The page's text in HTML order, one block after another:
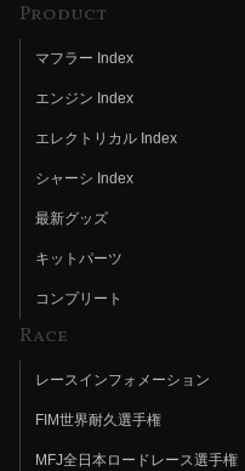
Product
マフラー Index
エンジン Index
エレクトリカル Index
シャーシ Index
最新グッズ
キットパーツ
コンプリート
Race
レースインフォメーション
FIM世界耐久選手権
MFJ全日本ロードレース選手権